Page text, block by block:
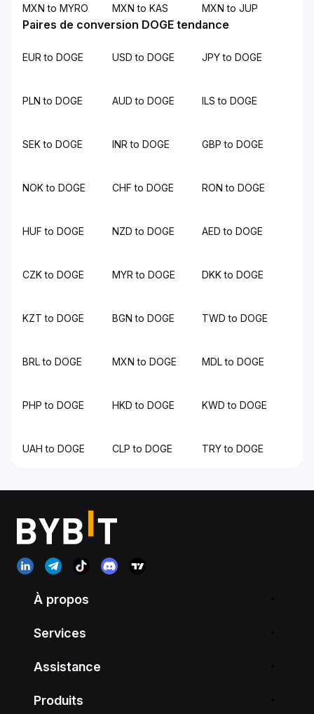
MXN to MYRO MXN to KAS MXN to JUP
Paires de conversion DOGE tendance
EUR to DOGE USD to DOGE JPY to DOGE
PLN to DOGE AUD to DOGE ILS to DOGE
SEK to DOGE INR to DOGE GBP to DOGE
NOK to DOGE CHF to DOGE RON to DOGE
HUF to DOGE NZD to DOGE AED to DOGE
CZK to DOGE MYR to DOGE DKK to DOGE
KZT to DOGE BGN to DOGE TWD to DOGE
BRL to DOGE MXN to DOGE MDL to DOGE
PHP to DOGE HKD to DOGE KWD to DOGE
UAH to DOGE CLP to DOGE TRY to DOGE
À propos
Services
Assistance
Produits